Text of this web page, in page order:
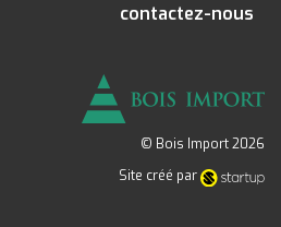
contactez-nous
© Bois Import 2026
Site créé par